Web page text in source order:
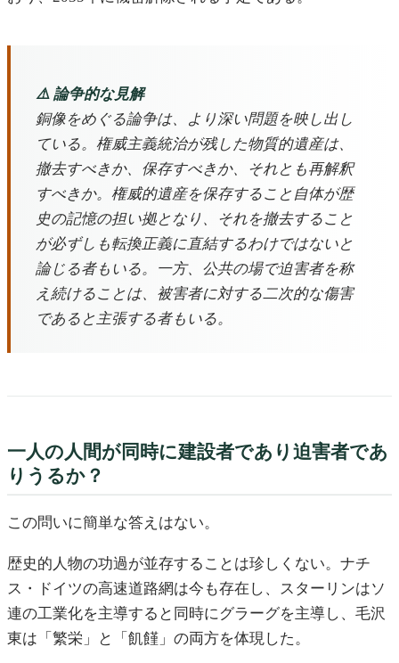
⚠️ 論争的な見解
銅像をめぐる論争は、より深い問題を映し出し
ている。権威主義統治が残した物質的遺産は、
撤去すべきか、保存すべきか、それとも再解釈
すべきか。権威的遺産を保存すること自体が歴
史の記憶の担い拠となり、それを撤去すること
が必ずしも転換正義に直結するわけではないと
論じる者もいる。一方、公共の場で迫害者を称
え続けることは、被害者に対する二次的な傷害
であると主張する者もいる。
一人の人間が同時に建設者であり迫害者であ
りうるか？
この問いに簡単な答えはない。
歴史的人物の功過が並存することは珍しくない。ナチ
ス・ドイツの高速道路網は今も存在し、スターリンはソ
連の工業化を主導すると同時にグラーグを主導し、毛沢
東は「繁栄」と「飢饉」の両方を体現した。